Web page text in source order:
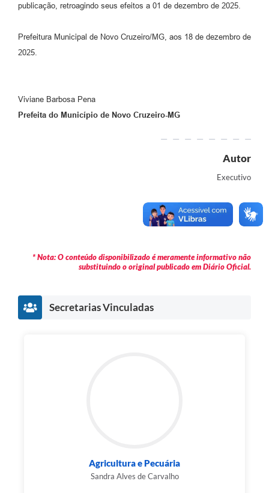
publicação, retroagindo seus efeitos a 01 de dezembro de 2025.
Prefeitura Municipal de Novo Cruzeiro/MG, aos 18 de dezembro de
2025.
Viviane Barbosa Pena
Prefeita do Município de Novo Cruzeiro-MG
Autor
Executivo
* Nota: O conteúdo disponibilizado é meramente informativo não
substituindo o original publicado em Diário Oficial.
Secretarias Vinculadas
Agricultura e Pecuária
Sandra Alves de Carvalho